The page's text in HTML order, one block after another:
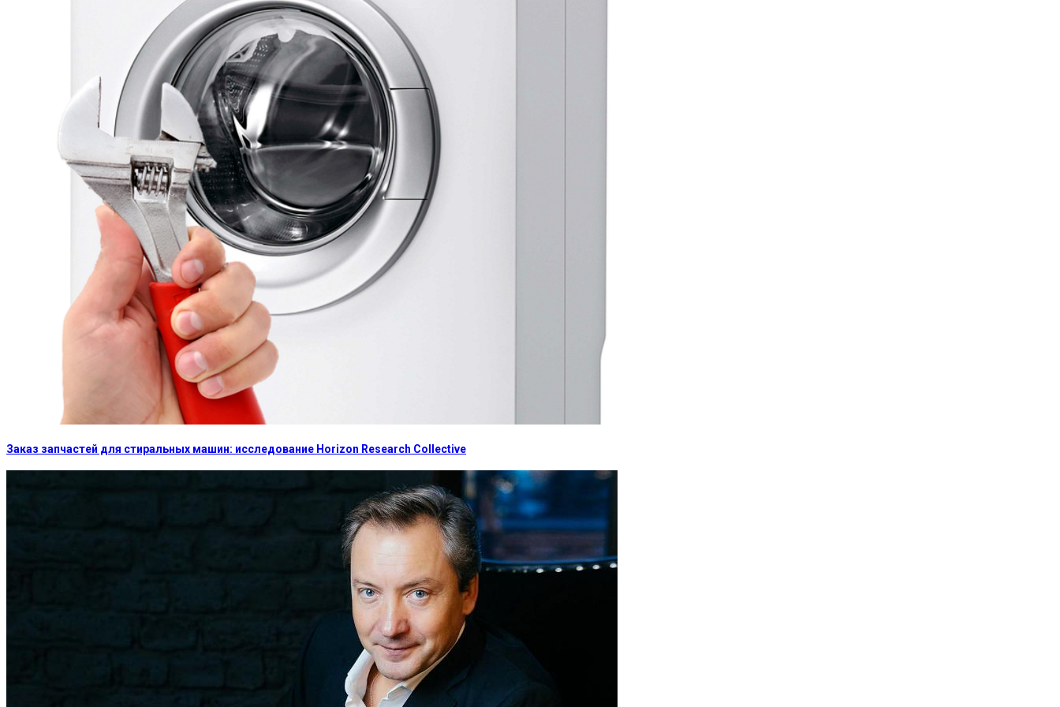
Заказ запчастей для стиральных машин: исследование Horizon Research Collective